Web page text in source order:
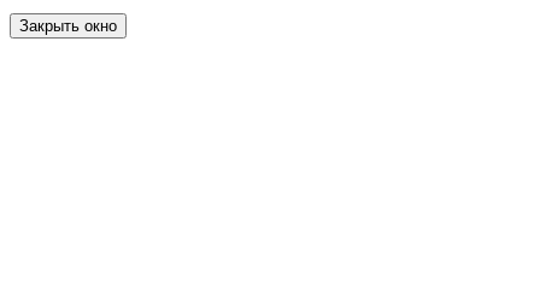
Закрыть окно